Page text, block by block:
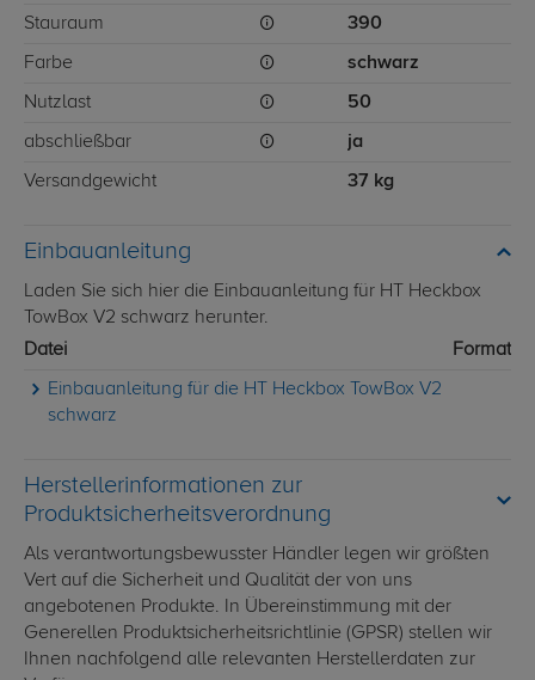
Stauraum 390
Farbe schwarz
Nutzlast 50
abschließbar ja
Versandgewicht 37 kg
Einbauanleitung
Laden Sie sich hier die Einbauanleitung für HT Heckbox
TowBox V2 schwarz herunter.
Datei
Format
Einbauanleitung für die HT Heckbox TowBox V2
schwarz
Herstellerinformationen zur
Produktsicherheitsverordnung
Als verantwortungsbewusster Händler legen wir größten
Vert auf die Sicherheit und Qualität der von uns
angebotenen Produkte. In Übereinstimmung mit der
Generellen Produktsicherheitsrichtlinie (GPSR) stellen wir
Ihnen nachfolgend alle relevanten Herstellerdaten zur